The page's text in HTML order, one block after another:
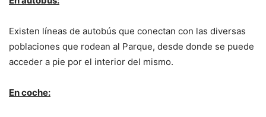
Existen líneas de autobús que conectan con las diversas
poblaciones que rodean al Parque, desde donde se puede
acceder a pie por el interior del mismo.
En coche: